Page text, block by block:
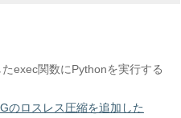
exec関数にPythonを実行する
のロスレス圧縮を追加した